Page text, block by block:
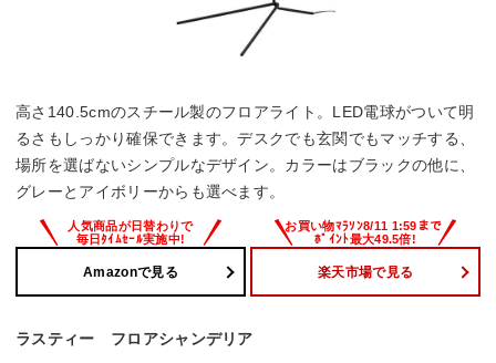
高さ140.5cmのスチール製のフロアライト。LED電球がついて明
るさもしっかり確保できます。デスクでも玄関でもマッチする、
場所を選ばないシンプルなデザイン。カラーはブラックの他に、
グレーとアイボリーからも選べます。
Amazonで見る 楽天市場で見る
ラスティー フロアシャンデリア